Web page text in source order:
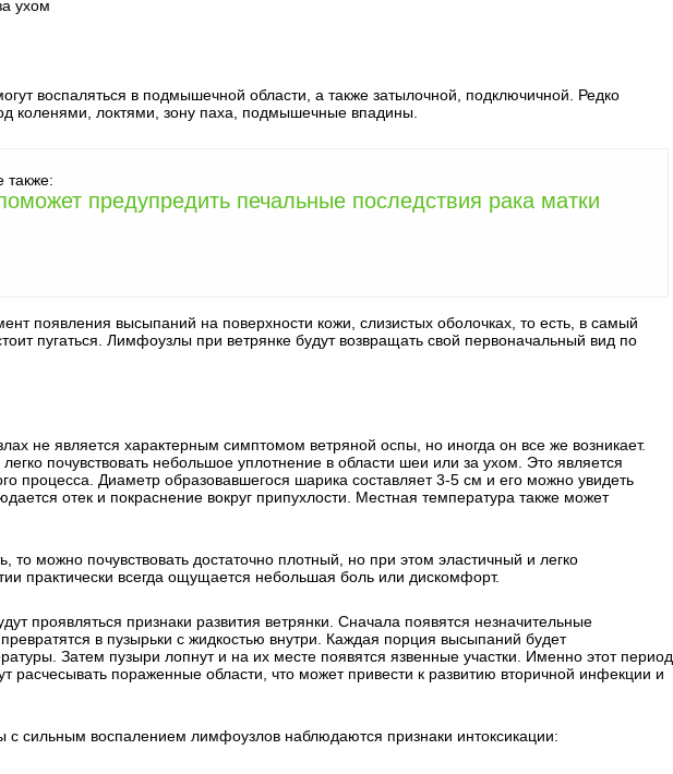
ухом
воспаляться в подмышечной области, а также затылочной, подключичной. Редко
коленями, локтями, зону паха, подмышечные впадины.
также:
предупредить печальные последствия рака матки
появления высыпаний на поверхности кожи, слизистых оболочках, то есть, в самый
пугаться. Лимфоузлы при ветрянке будут возвращать свой первоначальный вид по
не является характерным симптомом ветряной оспы, но иногда он все же возникает.
почувствовать небольшое уплотнение в области шеи или за ухом. Это является
процесса. Диаметр образовавшегося шарика составляет 3-5 см и его можно увидеть
отек и покраснение вокруг припухлости. Местная температура также может
то можно почувствовать достаточно плотный, но при этом эластичный и легко
практически всегда ощущается небольшая боль или дискомфорт.
проявляться признаки развития ветрянки. Сначала появятся незначительные
в пузырьки с жидкостью внутри. Каждая порция высыпаний будет
Затем пузыри лопнут и на их месте появятся язвенные участки. Именно этот период
расчесывать пораженные области, что может привести к развитию вторичной инфекции и
с сильным воспалением лимфоузлов наблюдаются признаки интоксикации: